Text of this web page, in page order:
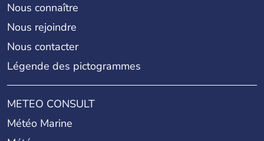
Nous connaître
Nous rejoindre
Nous contacter
Légende des pictogrammes
METEO CONSULT
Météo Marine